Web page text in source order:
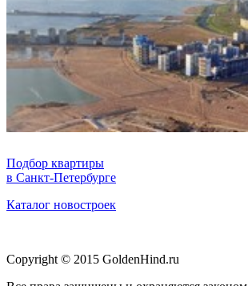
Подбор квартиры
в Санкт-Петербурге
Каталог новостроек
Copyright © 2015 GoldenHind.ru